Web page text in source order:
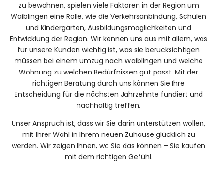
zu bewohnen, spielen viele Faktoren in der Region um
Waiblingen eine Rolle, wie die Verkehrsanbindung, Schulen
und Kindergärten, Ausbildungsmöglichkeiten und
Entwicklung der Region. Wir kennen uns aus mit allem, was
für unsere Kunden wichtig ist, was sie berücksichtigen
müssen bei einem Umzug nach Waiblingen und welche
Wohnung zu welchen Bedürfnissen gut passt. Mit der
richtigen Beratung durch uns können Sie Ihre
Entscheidung für die nächsten Jahrzehnte fundiert und
nachhaltig treffen.
Unser Anspruch ist, dass wir Sie darin unterstützen wollen,
mit Ihrer Wahl in Ihrem neuen Zuhause glücklich zu
werden. Wir zeigen Ihnen, wo Sie das können – Sie kaufen
mit dem richtigen Gefühl.